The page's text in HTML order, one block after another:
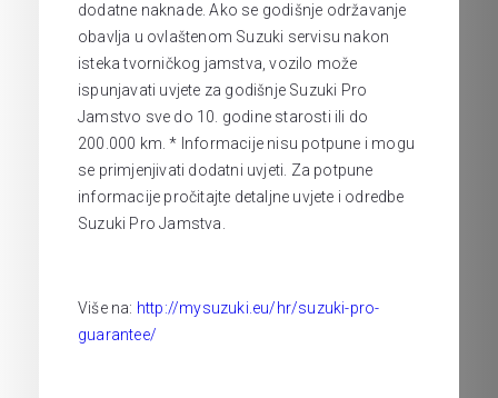
dodatne naknade. Ako se godišnje održavanje
obavlja u ovlaštenom Suzuki servisu nakon
isteka tvorničkog jamstva, vozilo može
ispunjavati uvjete za godišnje Suzuki Pro
Jamstvo sve do 10. godine starosti ili do
200.000 km. * Informacije nisu potpune i mogu
se primjenjivati dodatni uvjeti. Za potpune
informacije pročitajte detaljne uvjete i odredbe
Suzuki Pro Jamstva.
Više na: http://mysuzuki.eu/hr/suzuki-pro-
guarantee/